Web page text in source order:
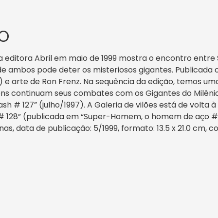
editora Abril em maio de 1999 mostra o encontro
ambos pode deter os misteriosos gigantes. Publicada
arte de Ron Frenz. Na sequência da edição, temos
continuam seus combates com os Gigantes do
# 127” (julho/1997). A Galeria de vilões está de volta
(publicada em “Super-Homem, o homem de aço
data de publicação: 5/1999, formato: 13.5 x 21.0 cm,